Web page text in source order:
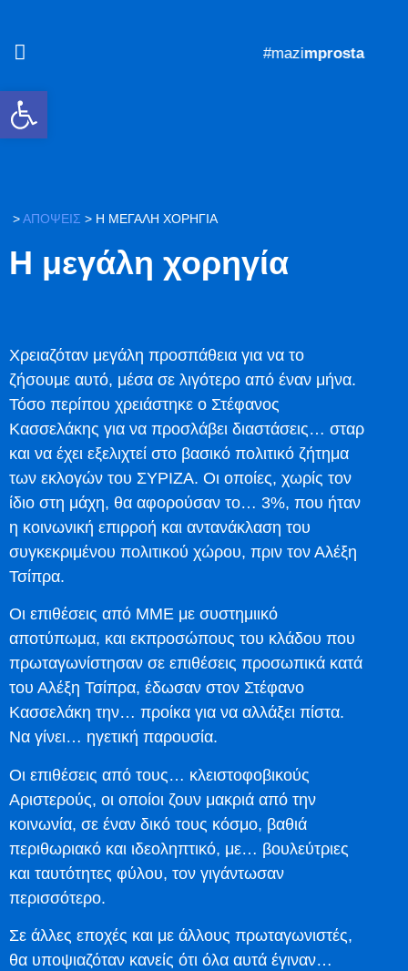
Ανοίξτε τη γραμμή εργαλείων
#mazimprosta
>ΑΠΟΨΕΙΣ > Η ΜΕΓΆΛΗ ΧΟΡΗΓΊΑ
Η μεγάλη χορηγία
Χρειαζόταν μεγάλη προσπάθεια για να το
ζήσουμε αυτό, μέσα σε λιγότερο από έναν μήνα.
Τόσο περίπου χρειάστηκε ο Στέφανος
Κασσελάκης για να προσλάβει διαστάσεις… σταρ
και να έχει εξελιχτεί στο βασικό πολιτικό ζήτημα
των εκλογών του ΣΥΡΙΖΑ. Οι οποίες, χωρίς τον
ίδιο στη μάχη, θα αφορούσαν το… 3%, που ήταν
η κοινωνική επιρροή και αντανάκλαση του
συγκεκριμένου πολιτικού χώρου, πριν τον Αλέξη
Τσίπρα.
Οι επιθέσεις από ΜΜΕ με συστημιικό
αποτύπωμα, και εκπροσώπους του κλάδου που
πρωταγωνίστησαν σε επιθέσεις προσωπικά κατά
του Αλέξη Τσίπρα, έδωσαν στον Στέφανο
Κασσελάκη την… προίκα για να αλλάξει πίστα.
Να γίνει… ηγετική παρουσία.
Οι επιθέσεις από τους… κλειστοφοβικούς
Αριστερούς, οι οποίοι ζουν μακριά από την
κοινωνία, σε έναν δικό τους κόσμο, βαθιά
περιθωριακό και ιδεοληπτικό, με… βουλεύτριες
και ταυτότητες φύλου, τον γιγάντωσαν
περισσότερο.
Σε άλλες εποχές και με άλλους πρωταγωνιστές,
θα υποψιαζόταν κανείς ότι όλα αυτά έγιναν…